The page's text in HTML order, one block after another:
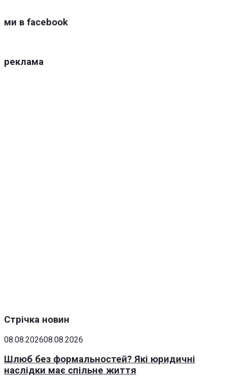
ми в facebook
реклама
Стрічка новин
08.08.202608.08.2026
Шлюб без формальностей? Які юридичні
наслідки має спільне життя